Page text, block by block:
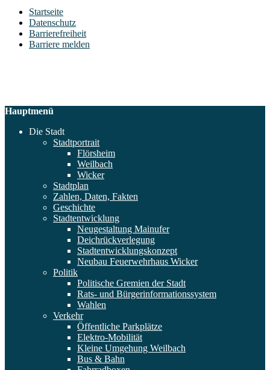
Startseite
Datenschutz
Barrierefreiheit
Barriere melden
Hauptmenü
Die Stadt
Stadtportrait
Flörsheim
Weilbach
Wicker
Stadtplan
Zahlen, Daten, Fakten
Geschichte
Stadtentwicklung
Neugestaltung Mainufer
Deichrückverlegung
Stadtentwicklungskonzept
Neubau Feuerwehrhaus Wicker
Politik
Politische Gremien der Stadt
Rats- und Bürgerinformationssystem
Wahlen
Verkehr
Öffentliche Parkplätze
Elektro-Mobilität
Kleine Umgehung Weilbach
Bus & Bahn